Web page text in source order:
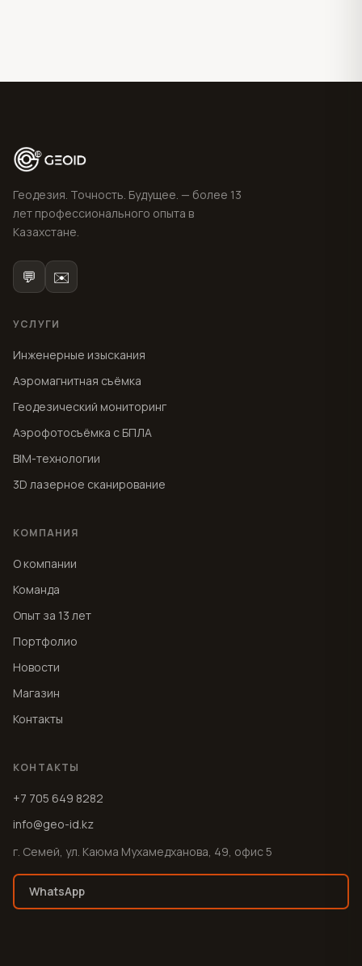
Геодезия. Точность. Будущее. — более 13
лет профессионального опыта в
Казахстане.
💬 ✉️
УСЛУГИ
Инженерные изыскания
Аэромагнитная съёмка
Геодезический мониторинг
Аэрофотосъёмка с БПЛА
BIM-технологии
3D лазерное сканирование
КОМПАНИЯ
О компании
Команда
Опыт за 13 лет
Портфолио
Новости
Магазин
Контакты
КОНТАКТЫ
+7 705 649 8282
info@geo-id.kz
г. Семей, ул. Каюма Мухамедханова, 49, офис 5
WhatsApp